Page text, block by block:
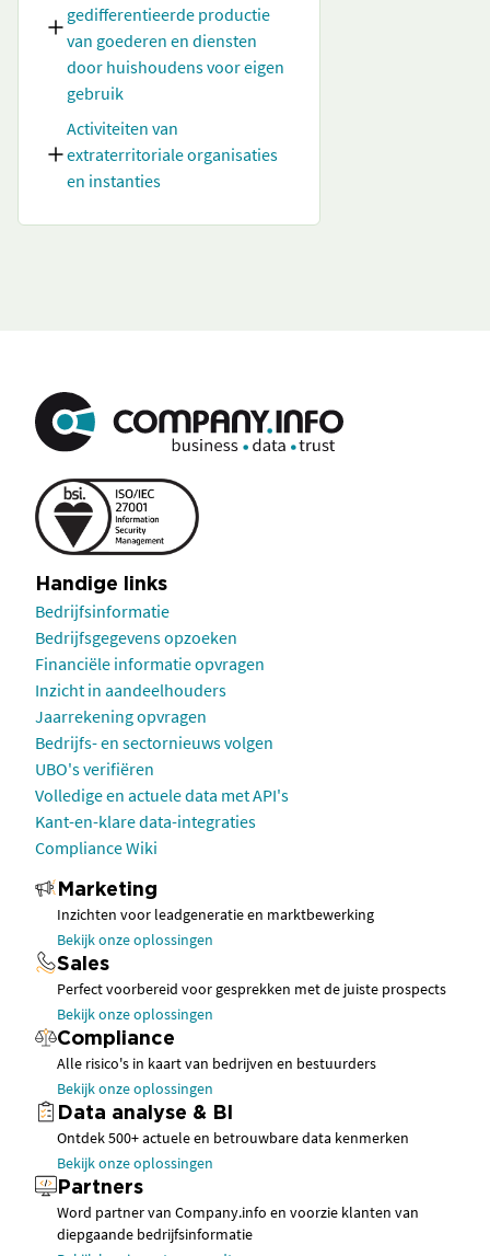
gedifferentieerde productie
van goederen en diensten
door huishoudens voor eigen
gebruik
Activiteiten van
extraterritoriale organisaties
en instanties
Handige links
Bedrijfsinformatie
Bedrijfsgegevens opzoeken
Financiële informatie opvragen
Inzicht in aandeelhouders
Jaarrekening opvragen
Bedrijfs- en sectornieuws volgen
UBO's verifiëren
Volledige en actuele data met API's
Kant-en-klare data-integraties
Compliance Wiki
Marketing
Inzichten voor leadgeneratie en marktbewerking
Bekijk onze oplossingen
Sales
Perfect voorbereid voor gesprekken met de juiste prospects
Bekijk onze oplossingen
Compliance
Alle risico's in kaart van bedrijven en bestuurders
Bekijk onze oplossingen
Data analyse & BI
Ontdek 500+ actuele en betrouwbare data kenmerken
Bekijk onze oplossingen
Partners
Word partner van Company.info en voorzie klanten van
diepgaande bedrijfsinformatie